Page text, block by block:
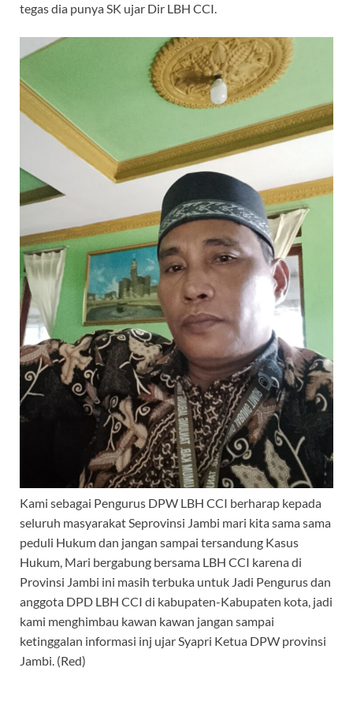
tegas dia punya SK ujar Dir LBH CCI.
Kami sebagai Pengurus DPW LBH CCI berharap kepada
seluruh masyarakat Seprovinsi Jambi mari kita sama sama
peduli Hukum dan jangan sampai tersandung Kasus
Hukum, Mari bergabung bersama LBH CCI karena di
Provinsi Jambi ini masih terbuka untuk Jadi Pengurus dan
anggota DPD LBH CCI di kabupaten-Kabupaten kota, jadi
kami menghimbau kawan kawan jangan sampai
ketinggalan informasi inj ujar Syapri Ketua DPW provinsi
Jambi. (Red)